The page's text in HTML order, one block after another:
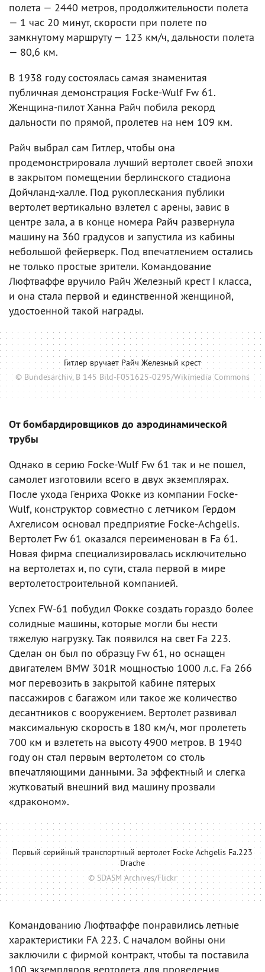
полета — 2440 метров, продолжительности полета
— 1 час 20 минут, скорости при полете по
замкнутому маршруту — 123 км/ч, дальности полета
— 80,6 км.
В 1938 году состоялась самая знаменитая
публичная демонстрация Focke-Wulf Fw 61.
Женщина-пилот Ханна Райч побила рекорд
дальности по прямой, пролетев на нем 109 км.
Райч выбрал сам Гитлер, чтобы она
продемонстрировала лучший вертолет своей эпохи
в закрытом помещении берлинского стадиона
Дойчланд-халле. Под рукоплескания публики
вертолет вертикально взлетел с арены, завис в
центре зала, а в конце номера Райч развернула
машину на 360 градусов и запустила из кабины
небольшой фейерверк. Под впечатлением остались
не только простые зрители. Командование
Люфтваффе вручило Райч Железный крест I класса,
и она стала первой и единственной женщиной,
удостоенной такой награды.
Гитлер вручает Райч Железный крест
© Bundesarchiv, B 145 Bild-F051625-0295/Wikimedia Commons
От бомбардировщиков до аэродинамической
трубы
Однако в серию Focke-Wulf Fw 61 так и не пошел,
самолет изготовили всего в двух экземплярах.
После ухода Генриха Фокке из компании Focke-
Wulf, конструктор совместно с летчиком Гердом
Ахгелисом основал предприятие Focke-Achgelis.
Вертолет Fw 61 оказался переименован в Fa 61.
Новая фирма специализировалась исключительно
на вертолетах и, по сути, стала первой в мире
вертолетостроительной компанией.
Успех FW-61 побудил Фокке создать гораздо более
солидные машины, которые могли бы нести
тяжелую нагрузку. Так появился на свет Fa 223.
Сделан он был по образцу Fw 61, но оснащен
двигателем ВМW 301R мощностью 1000 л.с. Fa 266
мог перевозить в закрытой кабине пятерых
пассажиров с багажом или такое же количество
десантников с вооружением. Вертолет развивал
максимальную скорость в 180 км/ч, мог пролететь
700 км и взлететь на высоту 4900 метров. В 1940
году он стал первым вертолетом со столь
впечатляющими данными. За эффектный и слегка
жутковатый внешний вид машину прозвали
«драконом».
Первый серийный транспортный вертолет Focke Achgelis Fa.223
Drache
© SDASM Archives/Flickr
Командованию Люфтваффе понравились летные
характеристики FA 223. С началом войны они
заключили с фирмой контракт, чтобы та поставила
100 экземпляров вертолета для проведения